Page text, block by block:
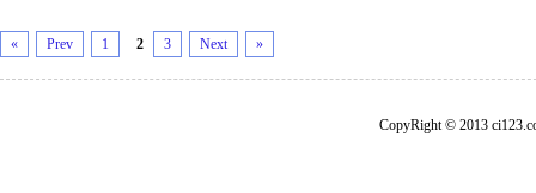
« Prev 1 2 3 Next »
CopyRight © 2013